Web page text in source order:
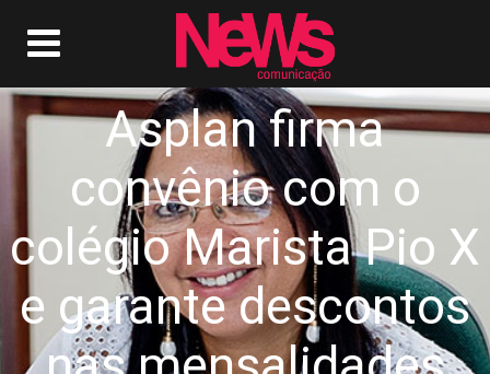
Asplan firma
convênio com o
colégio Marista Pio X
e garante descontos